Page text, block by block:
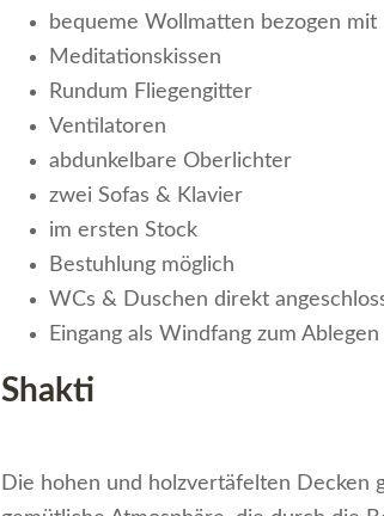
bequeme Wollmatten bezogen
Meditationskissen
Rundum Fliegengitter
Ventilatoren
abdunkelbare Oberlichter
zwei Sofas & Klavier
im ersten Stock
Bestuhlung möglich
WCs & Duschen direkt
Eingang als Windfang zum
Shakti
Die hohen und holzvertäfelten Decken